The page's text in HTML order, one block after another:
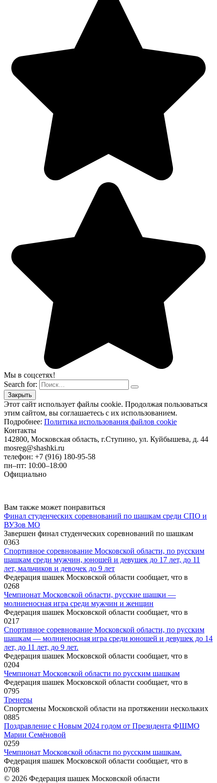
Мы в соцсетях!
Search for:
Этот сайт использует файлы cookie. Продолжая пользоваться
этим сайтом, вы соглашаетесь с их использованием.
Подробнее: Политика использования файлов cookie
Контакты
142800, Московская область, г.Ступино, ул. Куйбышева, д. 44
mosreg@shashki.ru
телефон: +7 (916) 180-95-58
пн–пт: 10:00–18:00
Официально
Вам также может понравиться
Финал студенческих соревнований по шашкам среди СПО и
ВУЗов МО
Завершен финал студенческих соревнований по шашкам
0363
Спортивное соревнование Московской области, по русским
шашкам среди мужчин, юношей и девушек до 17 лет, до 11
лет, мальчиков и девочек до 9 лет
Федерация шашек Московской области сообщает, что в
0268
Чемпионат Московской области, русские шашки —
молниеносная игра среди мужчин и женщин
Федерация шашек Московской области сообщает, что в
0217
Спортивное соревнование Московской области, по русским
шашкам — молниеносная игра среди юношей и девушек до 14
лет, до 11 лет, до 9 лет.
Федерация шашек Московской области сообщает, что в
0204
Чемпионат Московской области по русским шашкам
Федерация шашек Московской области сообщает, что в
0795
Тренеры
Спортсмены Московской области на протяжении нескольких
0885
Поздравление с Новым 2024 годом от Президента ФШМО
Марии Семёновой
0259
Чемпионат Московской области по русским шашкам.
Федерация шашек Московской области сообщает, что в
0708
© 2026 Федерация шашек Московской области